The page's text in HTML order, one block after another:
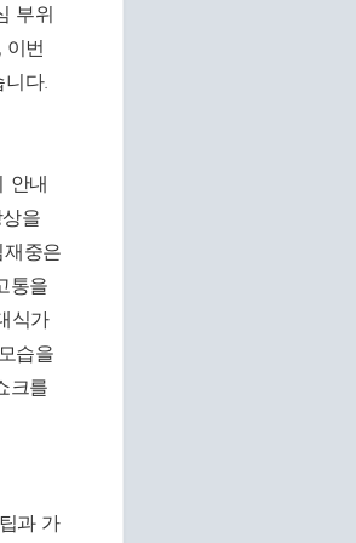
부위
번
다.
안내
을
중은
통을
식가
습을
크를
과 가